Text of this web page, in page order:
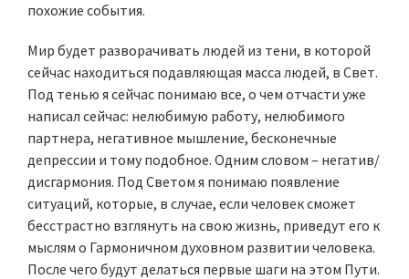
похожие события.
Мир будет разворачивать людей из тени, в которой
сейчас находиться подавляющая масса людей, в Свет.
Под тенью я сейчас понимаю все, о чем отчасти уже
написал сейчас: нелюбимую работу, нелюбимого
партнера, негативное мышление, бесконечные
депрессии и тому подобное. Одним словом – негатив/
дисгармония. Под Светом я понимаю появление
ситуаций, которые, в случае, если человек сможет
бесстрастно взглянуть на свою жизнь, приведут его к
мыслям о Гармоничном духовном развитии человека.
После чего будут делаться первые шаги на этом Пути.